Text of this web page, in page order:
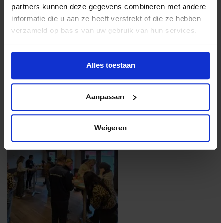
partners kunnen deze gegevens combineren met andere
informatie die u aan ze heeft verstrekt of die ze hebben
verzameld op basis van uw gebruik van hun services.
Alles toestaan
Aanpassen
Weigeren